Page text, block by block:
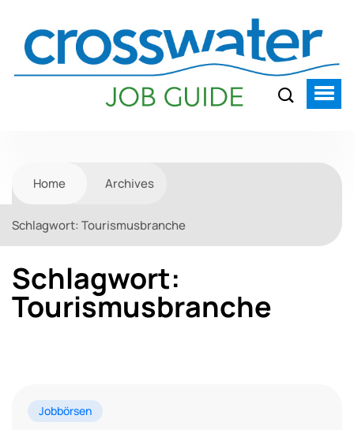
Home Archives
Schlagwort: Tourismusbranche
Schlagwort:
Tourismusbranche
Jobbörsen